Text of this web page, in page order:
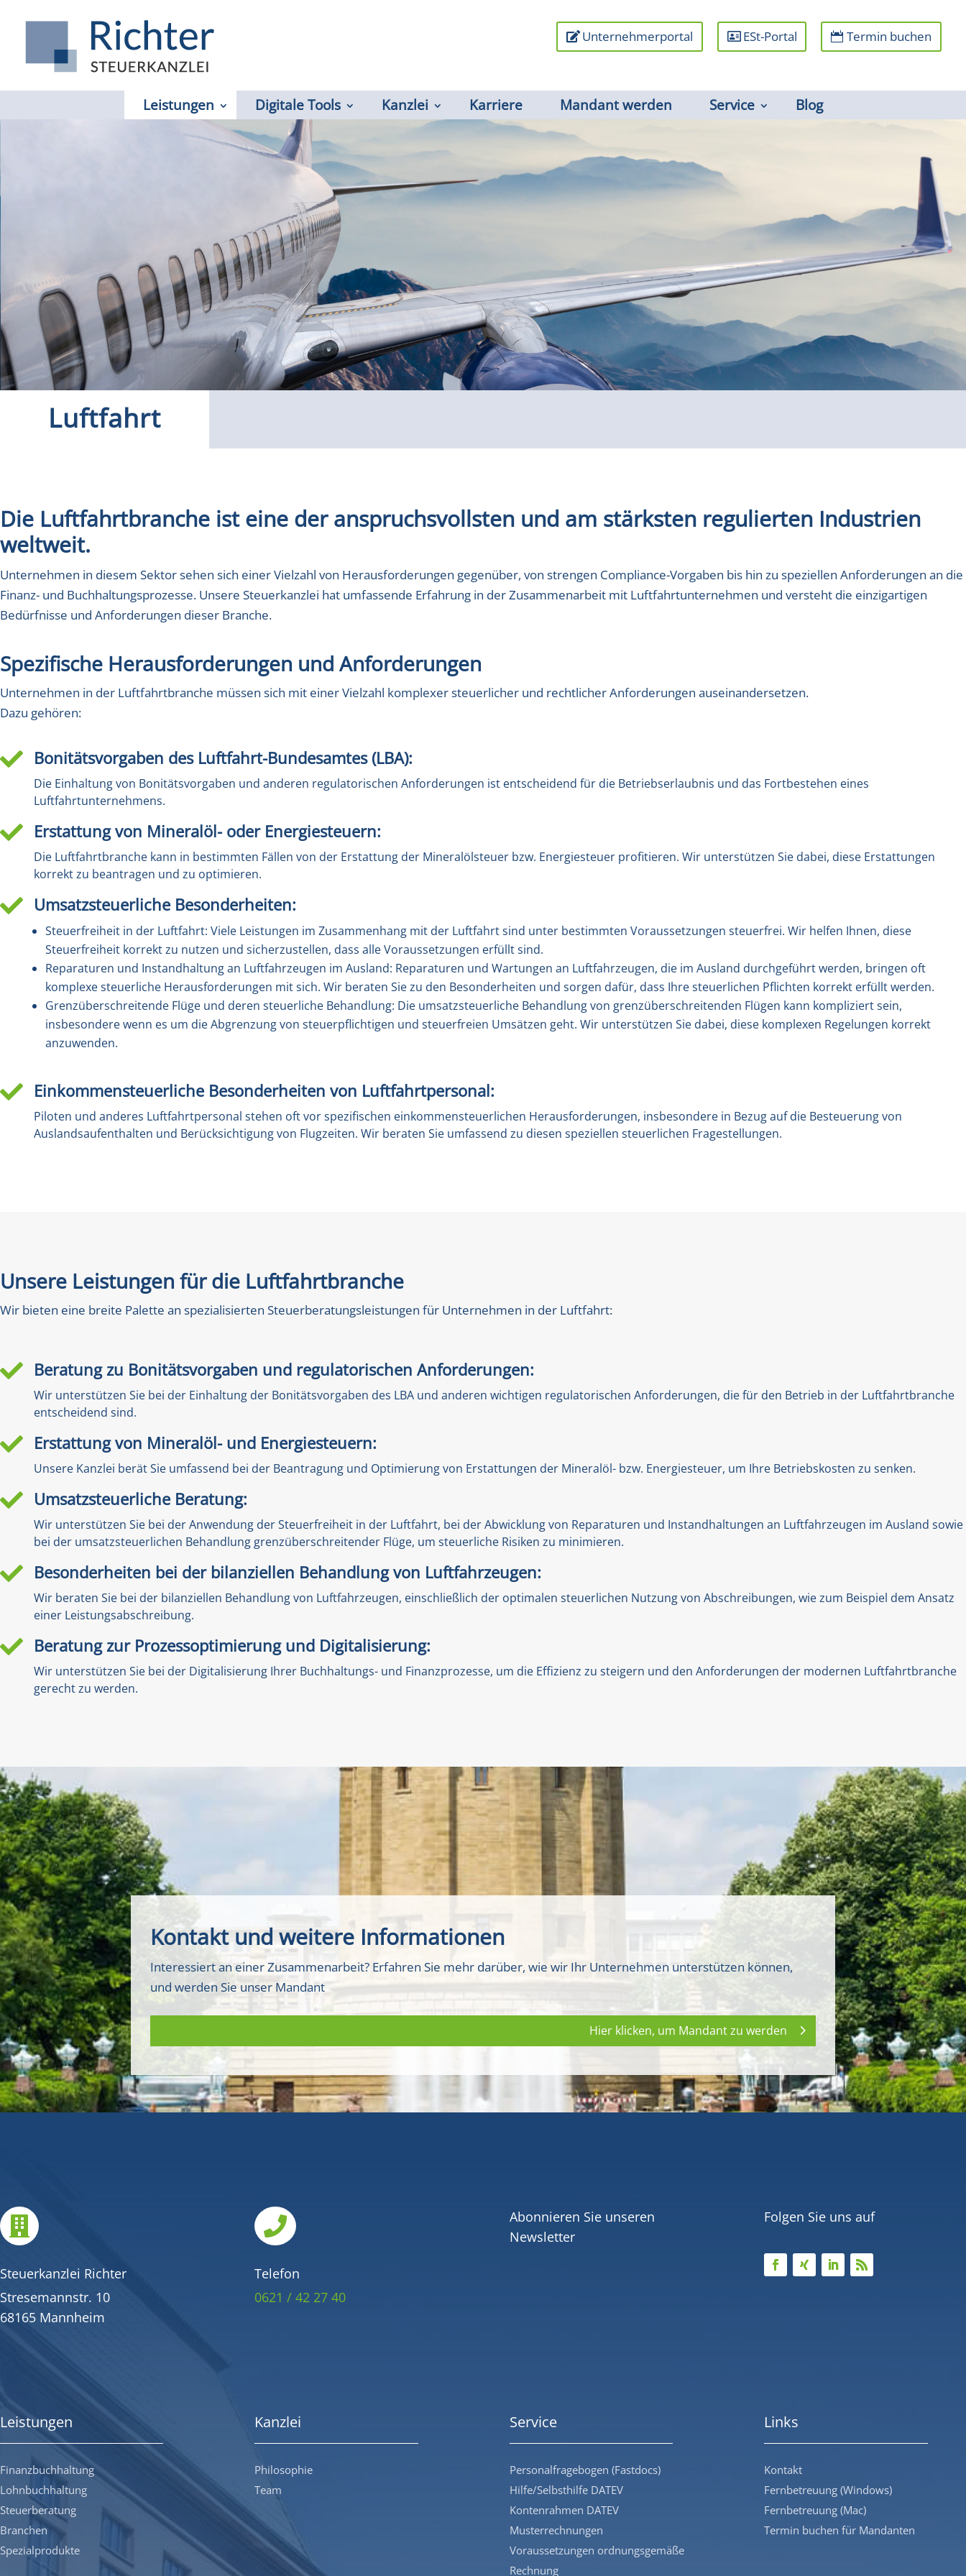
Unternehmerportal ESt-Portal Termin buchen
Leistungen Digitale Tools Kanzlei Karriere Mandant werden Service Blog
Luftfahrt
Die Luftfahrtbranche ist eine der anspruchsvollsten und am stärksten regulierten Industrien
weltweit.
Unternehmen in diesem Sektor sehen sich einer Vielzahl von Herausforderungen gegenüber, von strengen Compliance-Vorgaben bis hin zu speziellen Anforderungen an die
Finanz- und Buchhaltungsprozesse. Unsere Steuerkanzlei hat umfassende Erfahrung in der Zusammenarbeit mit Luftfahrtunternehmen und versteht die einzigartigen
Bedürfnisse und Anforderungen dieser Branche.
Spezifische Herausforderungen und Anforderungen
Unternehmen in der Luftfahrtbranche müssen sich mit einer Vielzahl komplexer steuerlicher und rechtlicher Anforderungen auseinandersetzen.
Dazu gehören:
 Bonitätsvorgaben des Luftfahrt-Bundesamtes (LBA):
Die Einhaltung von Bonitätsvorgaben und anderen regulatorischen Anforderungen ist entscheidend für die Betriebserlaubnis und das Fortbestehen eines
Luftfahrtunternehmens.
 Erstattung von Mineralöl- oder Energiesteuern:
Die Luftfahrtbranche kann in bestimmten Fällen von der Erstattung der Mineralölsteuer bzw. Energiesteuer profitieren. Wir unterstützen Sie dabei, diese Erstattungen
korrekt zu beantragen und zu optimieren.
 Umsatzsteuerliche Besonderheiten:
Steuerfreiheit in der Luftfahrt: Viele Leistungen im Zusammenhang mit der Luftfahrt sind unter bestimmten Voraussetzungen steuerfrei. Wir helfen Ihnen, diese
Steuerfreiheit korrekt zu nutzen und sicherzustellen, dass alle Voraussetzungen erfüllt sind.
Reparaturen und Instandhaltung an Luftfahrzeugen im Ausland: Reparaturen und Wartungen an Luftfahrzeugen, die im Ausland durchgeführt werden, bringen oft
komplexe steuerliche Herausforderungen mit sich. Wir beraten Sie zu den Besonderheiten und sorgen dafür, dass Ihre steuerlichen Pflichten korrekt erfüllt werden.
Grenzüberschreitende Flüge und deren steuerliche Behandlung: Die umsatzsteuerliche Behandlung von grenzüberschreitenden Flügen kann kompliziert sein,
insbesondere wenn es um die Abgrenzung von steuerpflichtigen und steuerfreien Umsätzen geht. Wir unterstützen Sie dabei, diese komplexen Regelungen korrekt
anzuwenden.
 Einkommensteuerliche Besonderheiten von Luftfahrtpersonal:
Piloten und anderes Luftfahrtpersonal stehen oft vor spezifischen einkommensteuerlichen Herausforderungen, insbesondere in Bezug auf die Besteuerung von
Auslandsaufenthalten und Berücksichtigung von Flugzeiten. Wir beraten Sie umfassend zu diesen speziellen steuerlichen Fragestellungen.
Unsere Leistungen für die Luftfahrtbranche
Wir bieten eine breite Palette an spezialisierten Steuerberatungsleistungen für Unternehmen in der Luftfahrt:
 Beratung zu Bonitätsvorgaben und regulatorischen Anforderungen:
Wir unterstützen Sie bei der Einhaltung der Bonitätsvorgaben des LBA und anderen wichtigen regulatorischen Anforderungen, die für den Betrieb in der Luftfahrtbranche
entscheidend sind.
 Erstattung von Mineralöl- und Energiesteuern:
Unsere Kanzlei berät Sie umfassend bei der Beantragung und Optimierung von Erstattungen der Mineralöl- bzw. Energiesteuer, um Ihre Betriebskosten zu senken.
 Umsatzsteuerliche Beratung:
Wir unterstützen Sie bei der Anwendung der Steuerfreiheit in der Luftfahrt, bei der Abwicklung von Reparaturen und Instandhaltungen an Luftfahrzeugen im Ausland sowie
bei der umsatzsteuerlichen Behandlung grenzüberschreitender Flüge, um steuerliche Risiken zu minimieren.
 Besonderheiten bei der bilanziellen Behandlung von Luftfahrzeugen:
Wir beraten Sie bei der bilanziellen Behandlung von Luftfahrzeugen, einschließlich der optimalen steuerlichen Nutzung von Abschreibungen, wie zum Beispiel dem Ansatz
einer Leistungsabschreibung.
 Beratung zur Prozessoptimierung und Digitalisierung:
Wir unterstützen Sie bei der Digitalisierung Ihrer Buchhaltungs- und Finanzprozesse, um die Effizienz zu steigern und den Anforderungen der modernen Luftfahrtbranche
gerecht zu werden.
Kontakt und weitere Informationen
Interessiert an einer Zusammenarbeit? Erfahren Sie mehr darüber, wie wir Ihr Unternehmen unterstützen können,
und werden Sie unser Mandant
Hier klicken, um Mandant zu werden

Steuerkanzlei Richter
Stresemannstr. 10
68165 Mannheim

Telefon
0621 / 42 27 40
Abonnieren Sie unseren
Newsletter
Folgen Sie uns auf
Leistungen
Finanzbuchhaltung
Lohnbuchhaltung
Steuerberatung
Branchen
Spezialprodukte
Kanzlei
Philosophie
Team
Service
Personalfragebogen (Fastdocs)
Hilfe/Selbsthilfe DATEV
Kontenrahmen DATEV
Musterrechnungen
Voraussetzungen ordnungsgemäße
Rechnung
Links
Kontakt
Fernbetreuung (Windows)
Fernbetreuung (Mac)
Termin buchen für Mandanten